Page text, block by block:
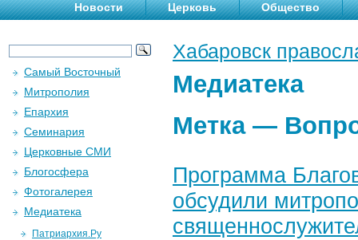
Новости Церковь Общество
Хабаровск
Медиатека
Метка —
Программа
обсудили
Самый Восточный
Митрополия
Епархия
Семинария
Церковные СМИ
Блогосфера
Фотогалерея
Медиатека
Патриархия.Ру